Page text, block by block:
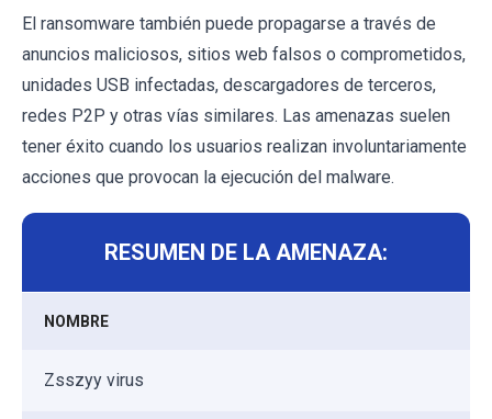
El ransomware también puede propagarse a través de
anuncios maliciosos, sitios web falsos o comprometidos,
unidades USB infectadas, descargadores de terceros,
redes P2P y otras vías similares. Las amenazas suelen
tener éxito cuando los usuarios realizan involuntariamente
acciones que provocan la ejecución del malware.
RESUMEN DE LA AMENAZA:
NOMBRE
Zsszyy virus